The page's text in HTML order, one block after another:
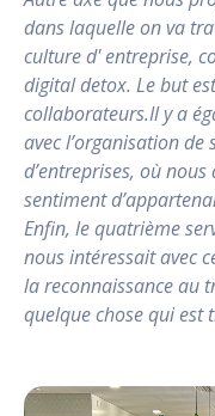
dans laquelle on va
culture d' entreprise,
digital detox. Le but
collaborateurs.Il y a
avec l’organisation de
d’entreprises, où
sentiment
Enfin, le quatrième
nous intéressait avec
la reconnaissance au
quelque chose qui est